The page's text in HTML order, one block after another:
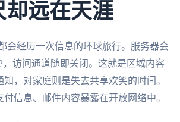
却远在天涯
会经历一次信息的环球旅行。服务器会
访问通道随即关闭。这就是区域内容
，对家庭则是失去共享欢笑的时间。
信息、邮件内容暴露在开放网络中。